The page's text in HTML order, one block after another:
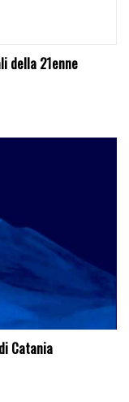
della 21enne
Catania